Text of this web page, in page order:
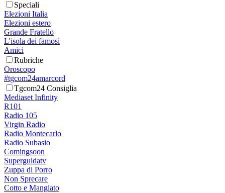
Speciali
Elezioni Italia
Elezioni estero
Grande Fratello
L'isola dei famosi
Amici
Rubriche
Oroscopo
#tgcom24amarcord
Tgcom24 Consiglia
Mediaset Infinity
R101
Radio 105
Virgin Radio
Radio Montecarlo
Radio Subasio
Comingsoon
Superguidatv
Zuppa di Porro
Non Sprecare
Cotto e Mangiato